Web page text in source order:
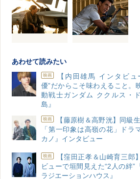
あわせて読みたい
映画
【内田雄馬 インタビュ
優”だからこそ味わえること。
動戦士ガンダム ククルス・
島』
映画
【藤原樹＆高野洸】同級
「第一印象は高嶺の花」ドラ
カノ』インタビュー
映画
【窪田正孝＆山崎育三郎
ビューで垣間見えた“2人の絆”
ラジエーションハウス』